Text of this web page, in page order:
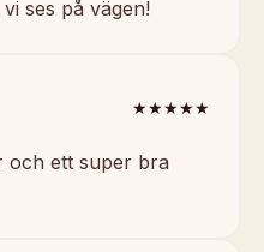
ses på vägen!
★★★★★
och ett super bra